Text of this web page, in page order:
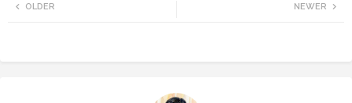
NEWER
OLDER